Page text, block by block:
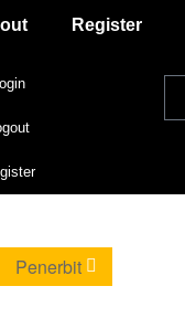
Register
Penerbit